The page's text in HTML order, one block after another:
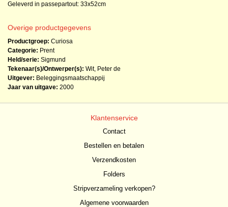
Geleverd in passepartout: 33x52cm
Overige productgegevens
Productgroep: Curiosa
Categorie: Prent
Held/serie: Sigmund
Tekenaar(s)/Ontwerper(s): Wit, Peter de
Uitgever: Beleggingsmaatschappij
Jaar van uitgave: 2000
Klantenservice
Contact
Bestellen en betalen
Verzendkosten
Folders
Stripverzameling verkopen?
Algemene voorwaarden